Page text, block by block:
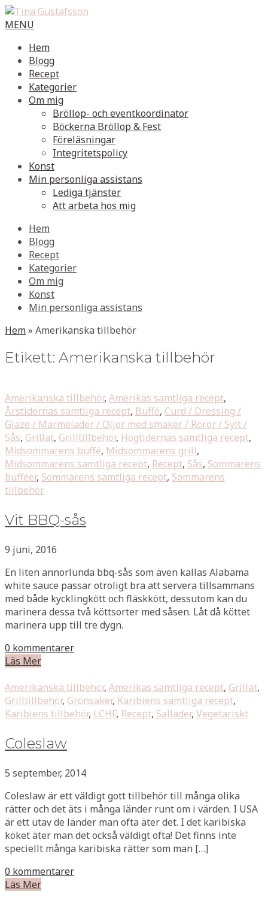
MENU
Hem
Blogg
Recept
Kategorier
Om mig
Bröllop- och eventkoordinator
Böckerna Bröllop & Fest
Föreläsningar
Integritetspolicy
Konst
Min personliga assistans
Lediga tjänster
Att arbeta hos mig
Hem
Blogg
Recept
Kategorier
Om mig
Konst
Min personliga assistans
Hem» Amerikanska tillbehör
Etikett: Amerikanska tillbehör
Amerikanska tillbehör, Amerikas samtliga recept,
Årstidernas samtliga recept, Buffé, Curd / Dressing /
Glaze / Marmelader / Oljor med smaker / Röror / Sylt /
Sås, Grillat, Grilltillbehör, Högtidernas samtliga recept,
Midsommarens buffé, Midsommarens grill,
Midsommarens samtliga recept, Recept, Sås, Sommarens
bufféer, Sommarens samtliga recept, Sommarens
tillbehör
Vit BBQ-sås
9 juni, 2016
En liten annorlunda bbq-sås som även kallas Alabama
white sauce passar otroligt bra att servera tillsammans
med både kycklingkött och fläskkött, dessutom kan du
marinera dessa två köttsorter med såsen. Låt då köttet
marinera upp till tre dygn.
0 kommentarer
Läs Mer
Amerikanska tillbehör, Amerikas samtliga recept, Grillat,
Grilltillbehör, Grönsaker, Karibiens samtliga recept,
Karibiens tillbehör, LCHF, Recept, Sallader, Vegetariskt
Coleslaw
5 september, 2014
Coleslaw är ett väldigt gott tillbehör till många olika
rätter och det äts i många länder runt om i värden. I USA
är ett utav de länder man ofta äter det. I det karibiska
köket äter man det också väldigt ofta! Det finns inte
speciellt många karibiska rätter som man […]
0 kommentarer
Läs Mer